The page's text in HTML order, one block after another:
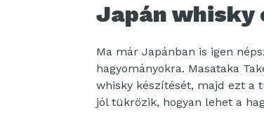
Japán whisky
Ma már Japánban is igen
hagyományokra. Masataka
whisky készítését, majd ezt a
jól tükrözik, hogyan lehet a